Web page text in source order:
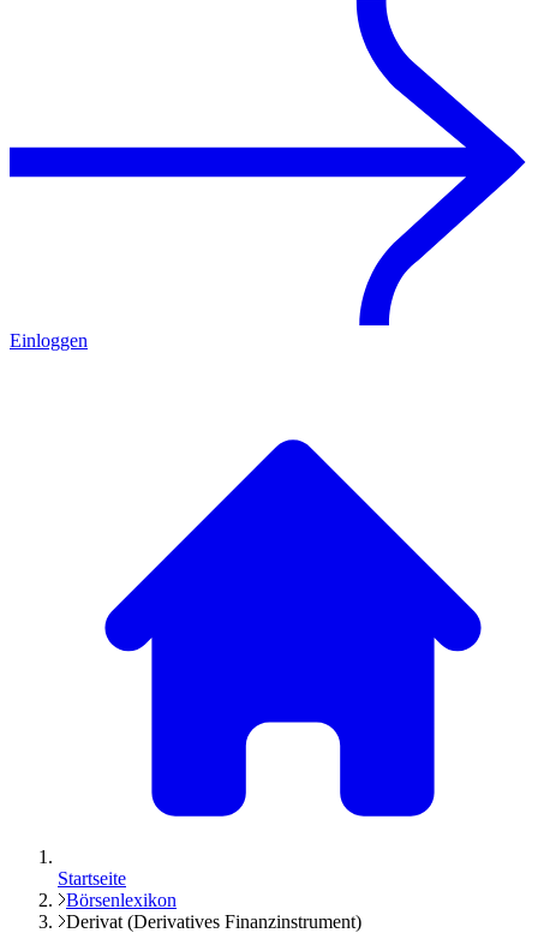
Einloggen
Startseite
Börsenlexikon
Derivat (Derivatives Finanzinstrument)